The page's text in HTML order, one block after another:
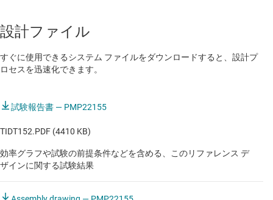
設計ファイル
すぐに使用できるシステム ファイルをダウンロードすると、設計プ
ロセスを迅速化できます。
試験報告書 — PMP22155
TIDT152.PDF (4410 KB)
効率グラフや試験の前提条件などを含める、このリファレンス デ
ザインに関する試験結果